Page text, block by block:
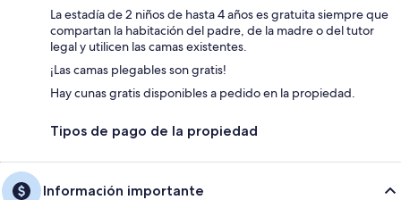
La estadía de 2 niños de hasta 4 años es gratuita siempre que
compartan la habitación del padre, de la madre o del tutor
legal y utilicen las camas existentes.
¡Las camas plegables son gratis!
Hay cunas gratis disponibles a pedido en la propiedad.
Tipos de pago de la propiedad
Información importante